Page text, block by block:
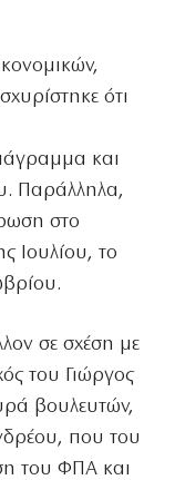
ότι
και
Παράλληλα,
στο
Ιουλίου, το
σε σχέση με
του Γιώργος
βουλευτών,
που του
του ΦΠΑ και